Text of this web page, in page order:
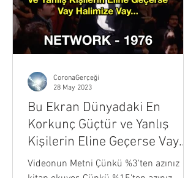
Bu Ekran Dünyadaki En
Korkunç Güçtür ve Yanlış
Kişilerin Eline Geçerse Vay
Halimize - NETWORK (1976)
Videonun Metni Çünkü %3'ten azınız
CoronaGerçeği
28 May 2023